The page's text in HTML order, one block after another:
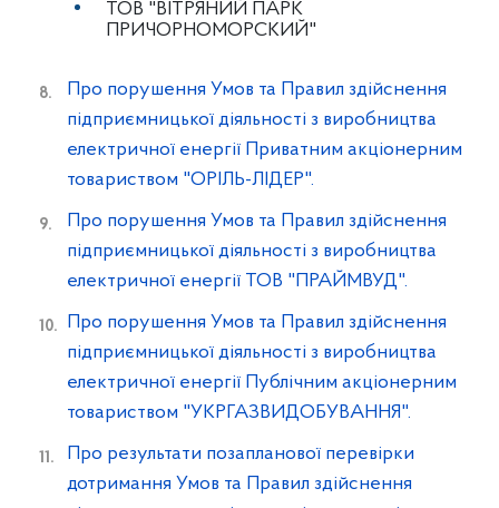
ТОВ "ВІТРЯНИЙ ПАРК
ПРИЧОРНОМОРСКИЙ"
Про порушення Умов та Правил здійснення
підприємницької діяльності з виробництва
електричної енергії Приватним акціонерним
товариством "ОРІЛЬ-ЛІДЕР".
Про порушення Умов та Правил здійснення
підприємницької діяльності з виробництва
електричної енергії ТОВ "ПРАЙМВУД".
Про порушення Умов та Правил здійснення
підприємницької діяльності з виробництва
електричної енергії Публічним акціонерним
товариством "УКРГАЗВИДОБУВАННЯ".
Про результати позапланової перевірки
дотримання Умов та Правил здійснення